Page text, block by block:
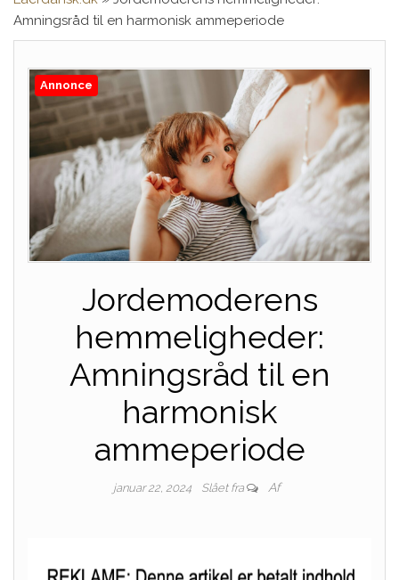
Amningsråd til en harmonisk ammeperiode
Annonce
Jordemoderens
hemmeligheder:
Amningsråd til en
harmonisk
ammeperiode
januar 22, 2024 Slået fra Af